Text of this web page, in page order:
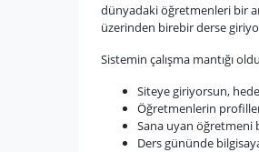
dünyadaki öğretmenleri bir
üzerinden birebir derse
Sistemin çalışma mantığı
Siteye giriyorsun,
Öğretmenlerin
Sana uyan
Ders gününde